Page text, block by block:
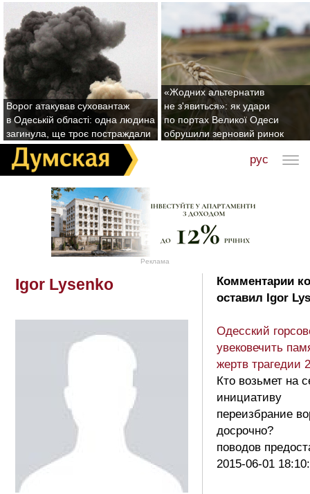
Ворог атакував суховантаж
в Одеській області: одна людина
загинула, ще троє постраждали
«Жодних альтернатив
не з'явиться»: як удари
по портах Великої Одеси
обрушили зерновий ринок
рус
Реклама
Igor Lysenko
Комментарии
оставил Igor
Одесский
увековечить
жертв трагедии
Кто возьмет на
инициативу
переизбрание
досрочно?
поводов
2015-06-01